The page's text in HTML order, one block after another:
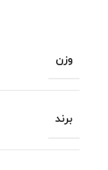
وزن
برند